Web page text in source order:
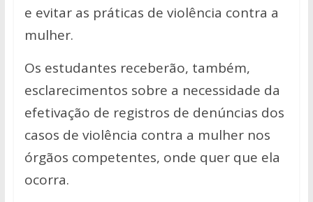
e evitar as práticas de violência contra a
mulher.
Os estudantes receberão, também,
esclarecimentos sobre a necessidade da
efetivação de registros de denúncias dos
casos de violência contra a mulher nos
órgãos competentes, onde quer que ela
ocorra.